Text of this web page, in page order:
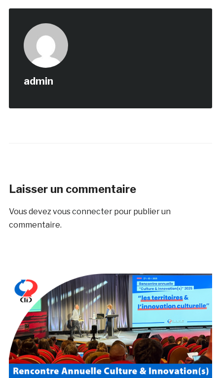
admin
Laisser un commentaire
Vous devez vous connecterpour publier un
commentaire.